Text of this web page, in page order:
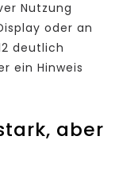
Nutzung
oder an
deutlich
ein Hinweis
aber